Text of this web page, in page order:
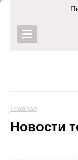
Главная
Новости